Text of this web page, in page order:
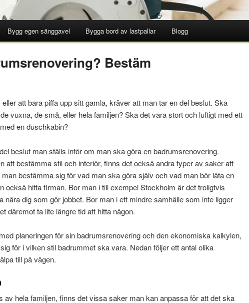
Bygg egen sänggavel Bygga bord av lastpallar Blogg
Bestäm
att bara piffa upp sitt gamla, kräver att man tar en del beslut. Ska
vuxna, de små, eller hela familjen? Ska det vara stort och luftigt med ett
en duschkabin?
beslut man ställs inför om man ska göra en badrumsrenovering.
att bestämma stil och interiör, finns det också andra typer av saker att
bestämma sig för vad man ska göra själv och vad man bör låta en
också hitta firman. Bor man i till exempel Stockholm är det troligtvis
nära dig som gör jobbet. Bor man i ett mindre samhälle som inte ligger
däremot ta lite längre tid att hitta någon.
planeringen för sin badrumsrenovering och den ekonomiska kalkylen,
för i vilken stil badrummet ska vara. Nedan följer ett antal olika
till på vägen.
av hela familjen, finns det vissa saker man kan anpassa för att det ska